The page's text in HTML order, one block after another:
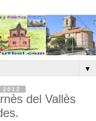
▼
del Vallès